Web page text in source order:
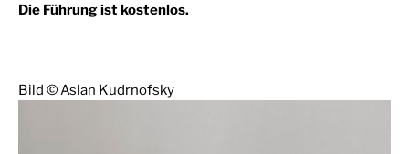
Die Führung ist kostenlos.
Bild © Aslan Kudrnofsky